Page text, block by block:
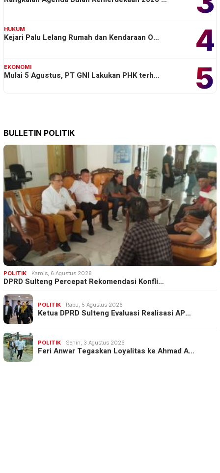
4
HUKUM
Kejari Palu Lelang Rumah dan Kendaraan O…
5
EKONOMI
Mulai 5 Agustus, PT GNI Lakukan PHK terh…
BULLETIN POLITIK
POLITIK Kamis, 6 Agustus 2026
DPRD Sulteng Percepat Rekomendasi Konfli…
POLITIK Rabu, 5 Agustus 2026
Ketua DPRD Sulteng Evaluasi Realisasi AP…
POLITIK Senin, 3 Agustus 2026
Feri Anwar Tegaskan Loyalitas ke Ahmad A…